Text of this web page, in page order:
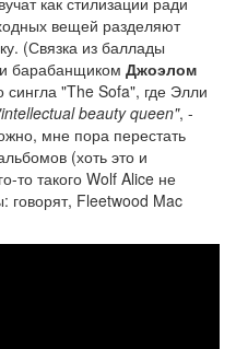
вещей разделяют
(Связка из баллады
барабанщиком Джоэлом
"The Sofa", где Элли
beauty queen", -
мне пора перестать
(хоть это и
то такого Wolf Alice не
говорят, Fleetwood Mac